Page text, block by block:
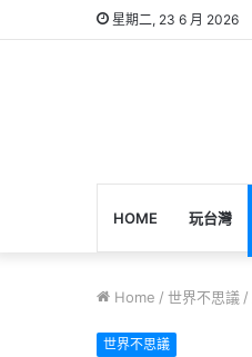
星期二, 23 6 月 2026
HOME 玩台灣
Home / 世界不思議 /
世界不思議